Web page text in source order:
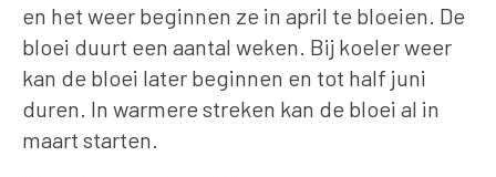
en het weer beginnen ze in april te bloeien. De
bloei duurt een aantal weken. Bij koeler weer
kan de bloei later beginnen en tot half juni
duren. In warmere streken kan de bloei al in
maart starten.